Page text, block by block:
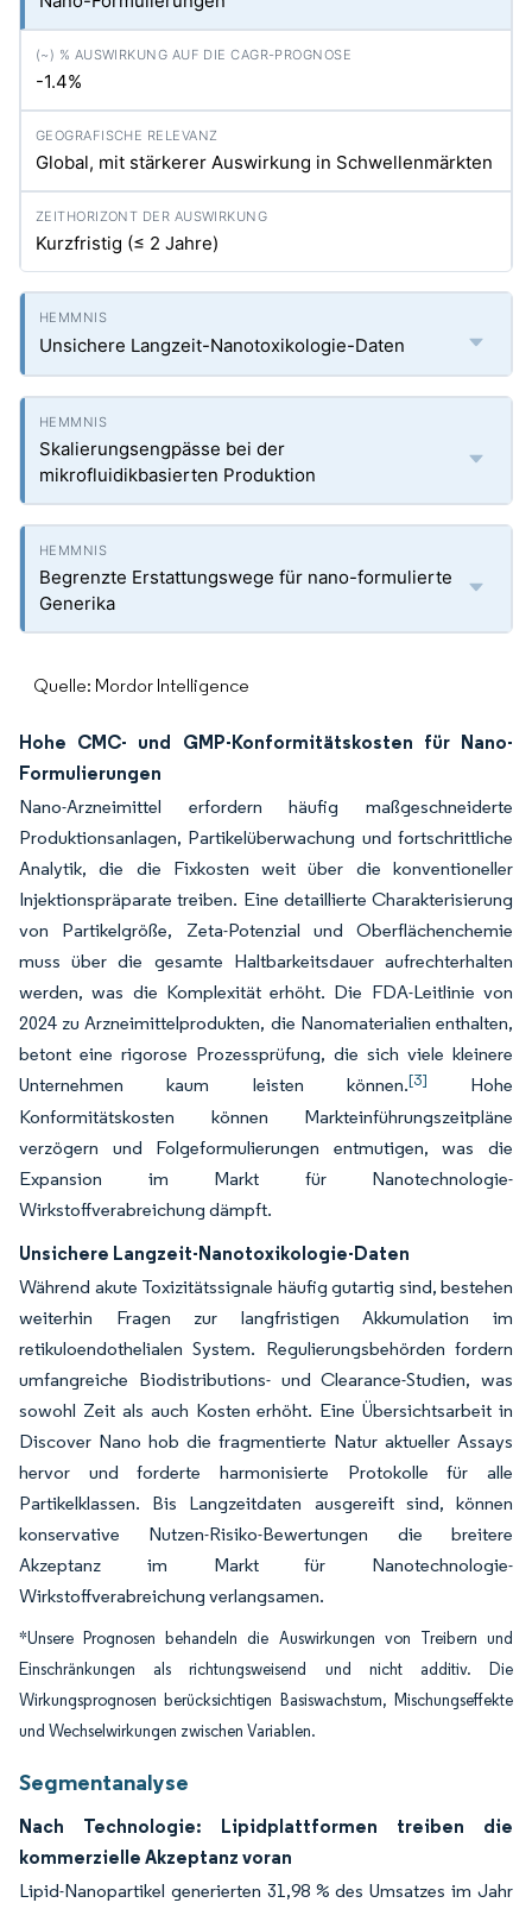
-1.4%
Global, mit stärkerer Auswirkung in Schwellenmärkten
Kurzfristig (≤ 2 Jahre)
Unsichere Langzeit-Nanotoxikologie-Daten
Skalierungsengpässe bei der
mikrofluidikbasierten Produktion
Begrenzte Erstattungswege für nano-formulierte
Generika
Quelle: Mordor Intelligence
Hohe CMC- und GMP-Konformitätskosten für Nano-
Formulierungen
Nano-Arzneimittel erfordern häufig maßgeschneiderte
Produktionsanlagen, Partikelüberwachung und fortschrittliche
Analytik, die die Fixkosten weit über die konventioneller
Injektionspräparate treiben. Eine detaillierte Charakterisierung
von Partikelgröße, Zeta-Potenzial und Oberflächenchemie
muss über die gesamte Haltbarkeitsdauer aufrechterhalten
werden, was die Komplexität erhöht. Die FDA-Leitlinie von
2024 zu Arzneimittelprodukten, die Nanomaterialien enthalten,
betont eine rigorose Prozessprüfung, die sich viele kleinere
Unternehmen kaum leisten können.[3]
Hohe
Konformitätskosten können Markteinführungszeitpläne
verzögern und Folgeformulierungen entmutigen, was die
Expansion im Markt für Nanotechnologie-
Wirkstoffverabreichung dämpft.
Unsichere Langzeit-Nanotoxikologie-Daten
Während akute Toxizitätssignale häufig gutartig sind, bestehen
weiterhin Fragen zur langfristigen Akkumulation im
retikuloendothelialen System. Regulierungsbehörden fordern
umfangreiche Biodistributions- und Clearance-Studien, was
sowohl Zeit als auch Kosten erhöht. Eine Übersichtsarbeit in
Discover Nano hob die fragmentierte Natur aktueller Assays
hervor und forderte harmonisierte Protokolle für alle
Partikelklassen. Bis Langzeitdaten ausgereift sind, können
konservative Nutzen-Risiko-Bewertungen die breitere
Akzeptanz im Markt für Nanotechnologie-
Wirkstoffverabreichung verlangsamen.
*Unsere Prognosen behandeln die Auswirkungen von Treibern und
Einschränkungen als richtungsweisend und nicht additiv. Die
Wirkungsprognosen berücksichtigen Basiswachstum, Mischungseffekte
und Wechselwirkungen zwischen Variablen.
Segmentanalyse
Nach Technologie: Lipidplattformen treiben die
kommerzielle Akzeptanz voran
Lipid-Nanopartikel generierten 31,98 % des Umsatzes im Jahr